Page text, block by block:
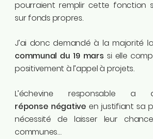
pourraient remplir cette fonction
sur fonds propres.
J’ai donc demandé à la majorité
communal du 19 mars si elle
positivement à l’appel à projets.
L’échevine responsable a
réponse négativeen justifiant sa
nécessité de laisser leur
communes…